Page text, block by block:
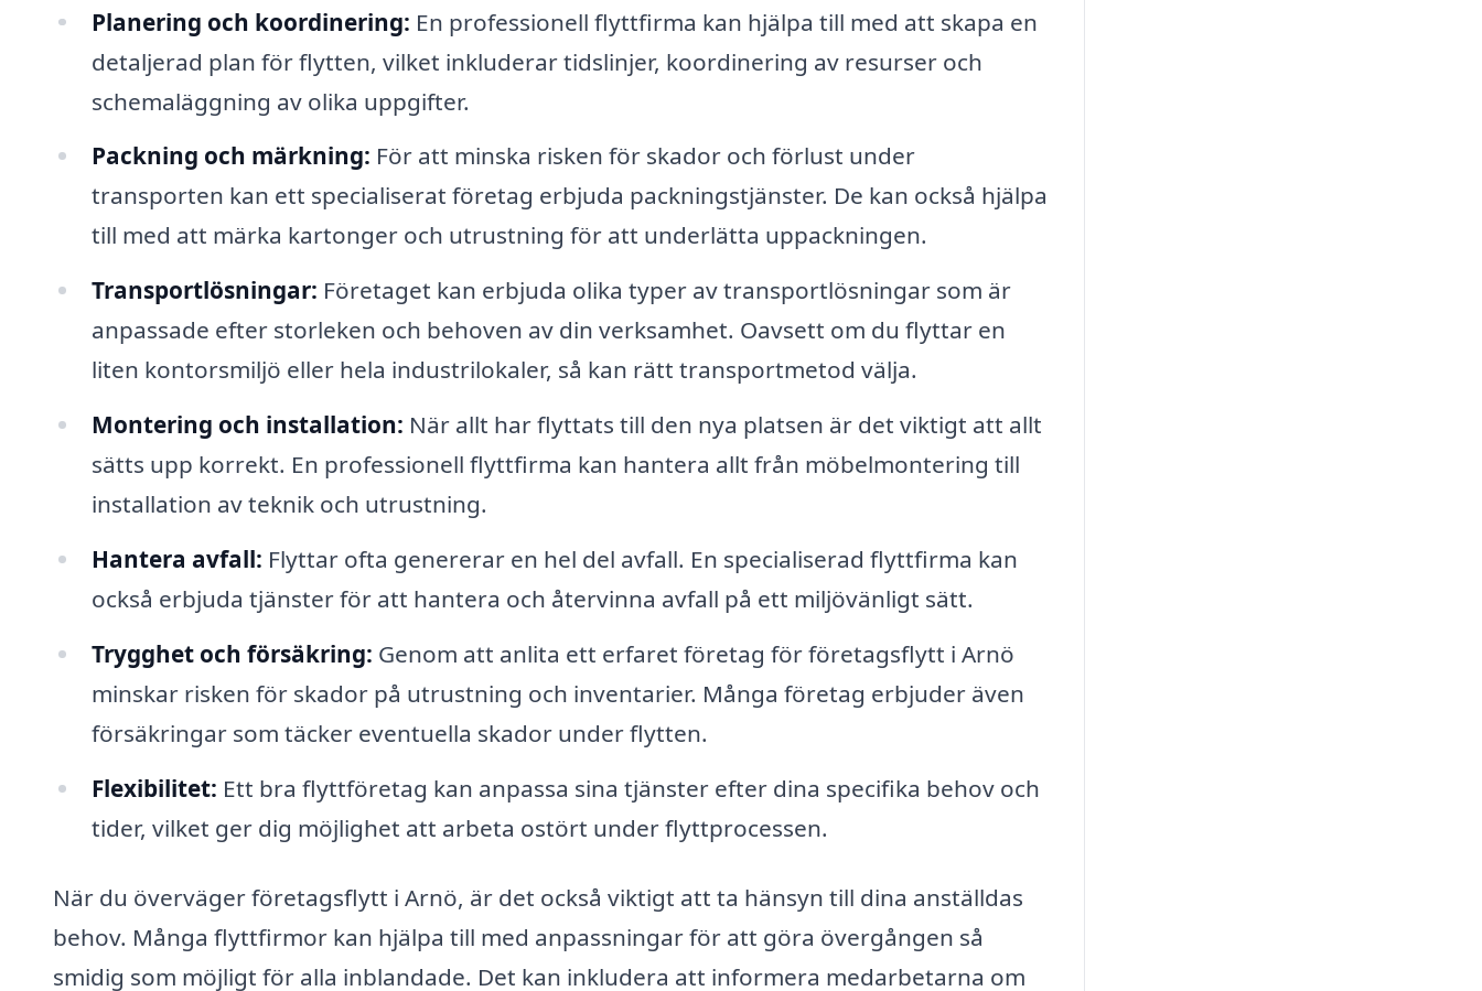
Planering och koordinering: En professionell flyttfirma kan hjälpa till med att skapa en
detaljerad plan för flytten, vilket inkluderar tidslinjer, koordinering av resurser och
schemaläggning av olika uppgifter.
Packning och märkning: För att minska risken för skador och förlust under
transporten kan ett specialiserat företag erbjuda packningstjänster. De kan också hjälpa
till med att märka kartonger och utrustning för att underlätta uppackningen.
Transportlösningar: Företaget kan erbjuda olika typer av transportlösningar som är
anpassade efter storleken och behoven av din verksamhet. Oavsett om du flyttar en
liten kontorsmiljö eller hela industrilokaler, så kan rätt transportmetod välja.
Montering och installation: När allt har flyttats till den nya platsen är det viktigt att allt
sätts upp korrekt. En professionell flyttfirma kan hantera allt från möbelmontering till
installation av teknik och utrustning.
Hantera avfall: Flyttar ofta genererar en hel del avfall. En specialiserad flyttfirma kan
också erbjuda tjänster för att hantera och återvinna avfall på ett miljövänligt sätt.
Trygghet och försäkring: Genom att anlita ett erfaret företag för företagsflytt i Arnö
minskar risken för skador på utrustning och inventarier. Många företag erbjuder även
försäkringar som täcker eventuella skador under flytten.
Flexibilitet: Ett bra flyttföretag kan anpassa sina tjänster efter dina specifika behov och
tider, vilket ger dig möjlighet att arbeta ostört under flyttprocessen.
När du överväger företagsflytt i Arnö, är det också viktigt att ta hänsyn till dina anställdas
behov. Många flyttfirmor kan hjälpa till med anpassningar för att göra övergången så
smidig som möjligt för alla inblandade. Det kan inkludera att informera medarbetarna om